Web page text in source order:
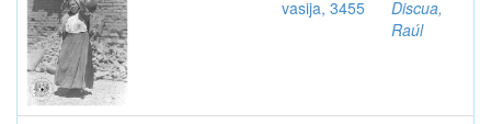
vasija, 3455
Discua,
Raúl